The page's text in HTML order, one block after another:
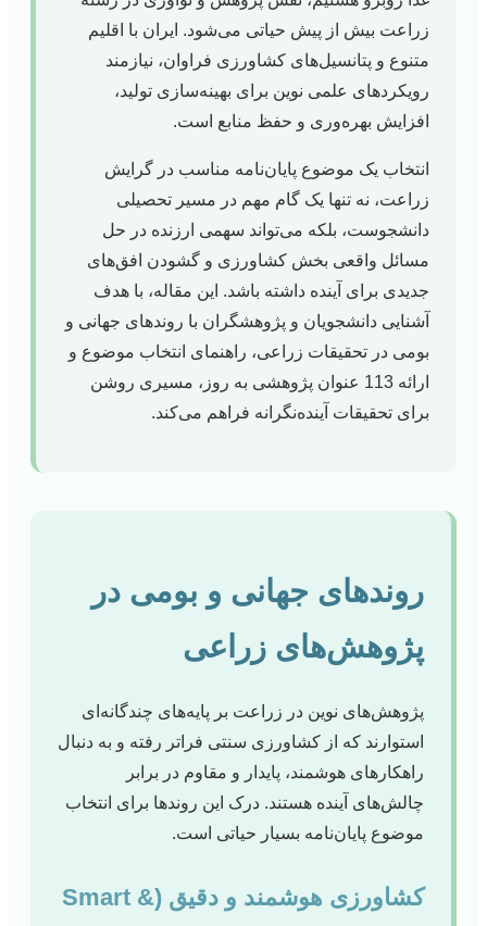
زراعت بیش از پیش حیاتی می‌شود. ایران با اقلیم
متنوع و پتانسیل‌های کشاورزی فراوان، نیازمند
رویکردهای علمی نوین برای بهینه‌سازی تولید،
افزایش بهره‌وری و حفظ منابع است.
انتخاب یک موضوع پایان‌نامه مناسب در گرایش
زراعت، نه تنها یک گام مهم در مسیر تحصیلی
دانشجوست، بلکه می‌تواند سهمی ارزنده در حل
مسائل واقعی بخش کشاورزی و گشودن افق‌های
جدیدی برای آینده داشته باشد. این مقاله، با هدف
آشنایی دانشجویان و پژوهشگران با روندهای جهانی و
بومی در تحقیقات زراعی، راهنمای انتخاب موضوع و
ارائه 113 عنوان پژوهشی به روز، مسیری روشن
برای تحقیقات آینده‌نگرانه فراهم می‌کند.
روندهای جهانی و بومی در
پژوهش‌های زراعی
پژوهش‌های نوین در زراعت بر پایه‌های چندگانه‌ای
استوارند که از کشاورزی سنتی فراتر رفته و به دنبال
راهکارهای هوشمند، پایدار و مقاوم در برابر
چالش‌های آینده هستند. درک این روندها برای انتخاب
موضوع پایان‌نامه بسیار حیاتی است.
کشاورزی هوشمند و دقیق (Smart &